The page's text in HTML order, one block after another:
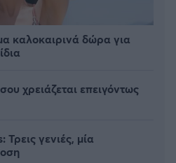
καλοκαιρινά δώρα για
χρειάζεται επειγόντως
γενιές, μία